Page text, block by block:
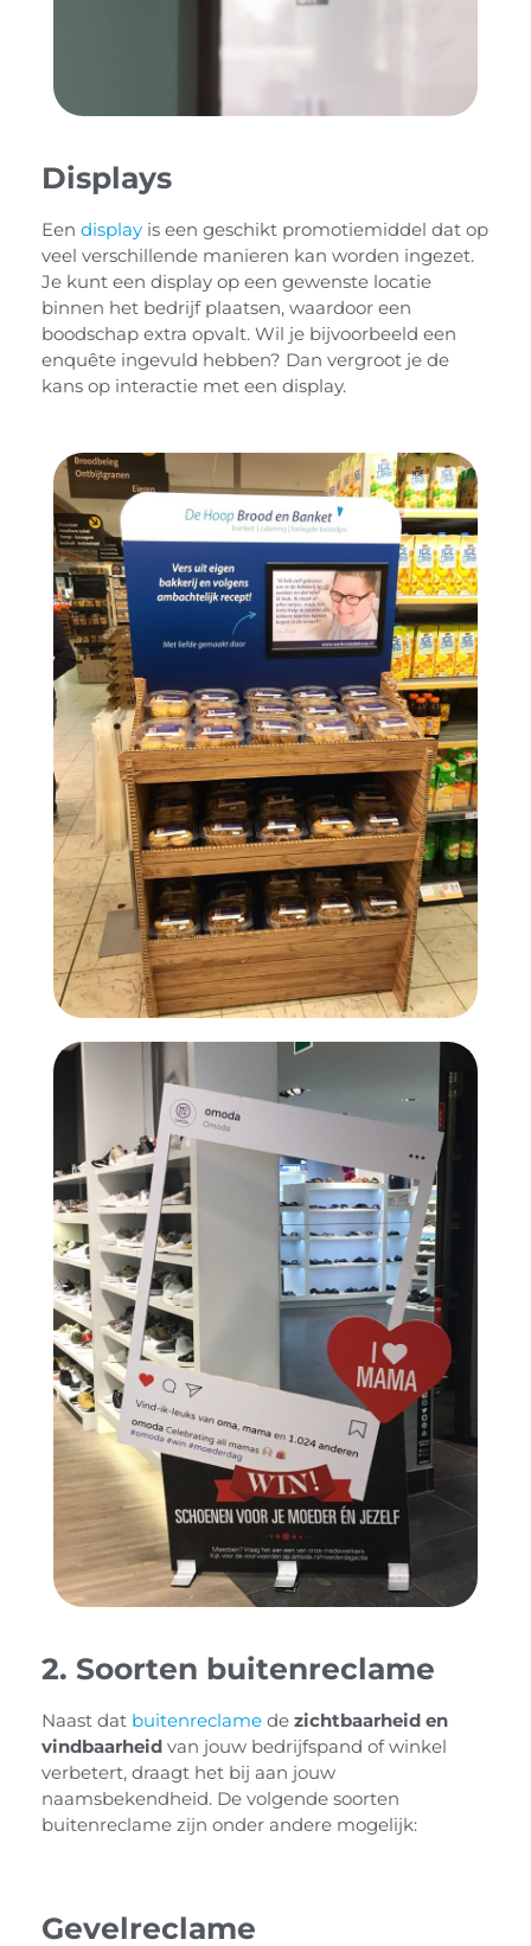
Displays
Een display is een geschikt promotiemiddel dat op
veel verschillende manieren kan worden ingezet.
Je kunt een display op een gewenste locatie
binnen het bedrijf plaatsen, waardoor een
boodschap extra opvalt. Wil je bijvoorbeeld een
enquête ingevuld hebben? Dan vergroot je de
kans op interactie met een display.
2. Soorten buitenreclame
Naast dat buitenreclame de zichtbaarheid en
vindbaarheid van jouw bedrijfspand of winkel
verbetert, draagt het bij aan jouw
naamsbekendheid. De volgende soorten
buitenreclame zijn onder andere mogelijk:
Gevelreclame